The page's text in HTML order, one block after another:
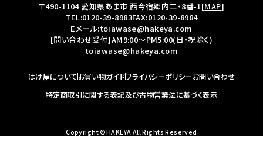
〒490-1104 愛知県あま市 西今宿郷内二・8番-1[MAP]
TEL:0120-39-8983FAX:0120-39-8984
Eメール:toiawase@hakeya.com
[問い合わせ受付]AM9:00～PM5:00(日・祝除く)
toiawase@hakeya.com
はけ屋についてお買い物ガイドプライバシーポリシーお問い合わせ
特定商取引に関する表記及び古物営業法に基づく表示
Copyright ©HAKEYA All Rights Reserved